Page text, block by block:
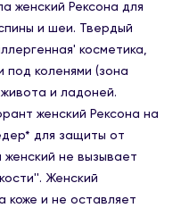
женский Рексона для
и шеи. Твердый
косметика,
под коленями (зона
и ладоней.
женский Рексона на
для защиты от
не вызывает
Женский
коже и не оставляет